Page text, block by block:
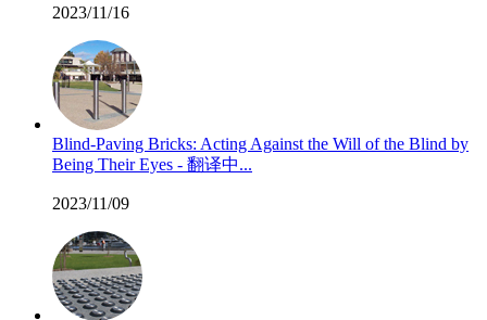
2023/11/16
Blind-Paving Bricks: Acting Against the Will of the Blind by
Being Their Eyes - 翻译中...
2023/11/09